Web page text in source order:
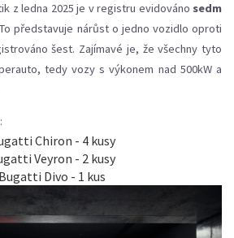
z ledna 2025 je v registru evidováno sedm
představuje nárůst o jedno vozidlo oproti
šest. Zajímavé je, že všechny tyto
, tedy vozy s výkonem nad 500kW a
Chiron - 4 kusy
Veyron - 2 kusy
Bugatti Divo - 1 kus